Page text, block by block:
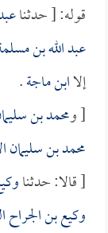
قوله: [ حدثنا
عبد الله بن
إلاابن ماجة.
[ ومحمد بن
محمد بن سليمان
[ قالا: حدثنا
وكيع بن الجراح